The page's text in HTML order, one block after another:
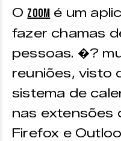
O Zoom é um
fazer chamas
pessoas. �?
reuniões, visto
sistema de
nas extensões
Firefox e